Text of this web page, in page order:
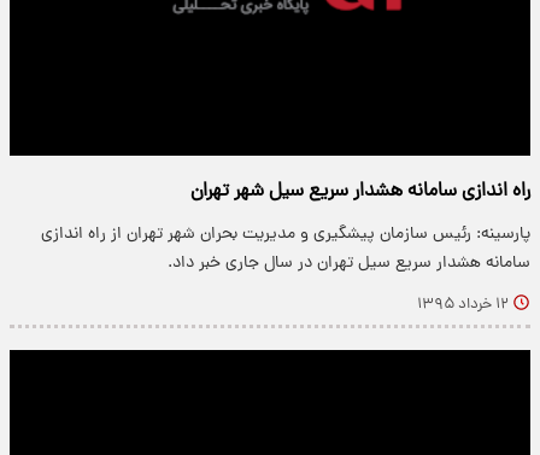
راه‌ اندازی سامانه هشدار سریع سیل شهر تهران
پارسینه: رئیس سازمان پیشگیری و مدیریت بحران شهر تهران از راه اندازی
سامانه هشدار سریع سیل تهران در سال جاری خبر داد.
۱۲ خرداد ۱۳۹۵